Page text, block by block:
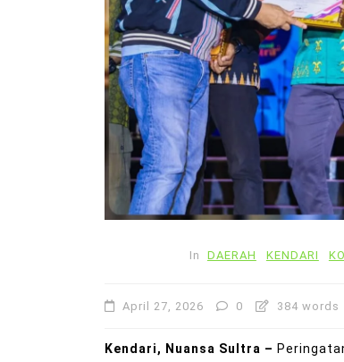
In DAERAH KENDARI
April 27, 2026 0 384 words
Kendari, Nuansa Sultra –